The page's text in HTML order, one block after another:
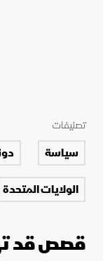
تصنيفات
سياسة
الولايات المتحدة
قصص قد